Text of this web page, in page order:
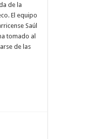
de la
El equipo
Saúl
tomado al
de las